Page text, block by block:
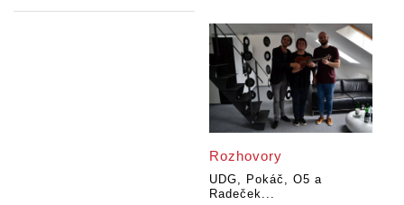
Rozhovory
UDG, Pokáč, O5 a
Radeček...